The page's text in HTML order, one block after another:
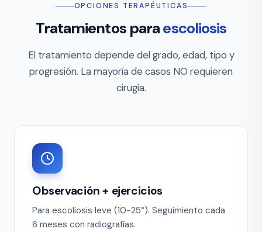
OPCIONES TERAPÉUTICAS
Tratamientos paraescoliosis
El tratamiento depende del grado, edad, tipo y
progresión. La mayoría de casos NO requieren
cirugía.
Observación + ejercicios
Para escoliosis leve (10-25°). Seguimiento cada
6 meses con radiografías.